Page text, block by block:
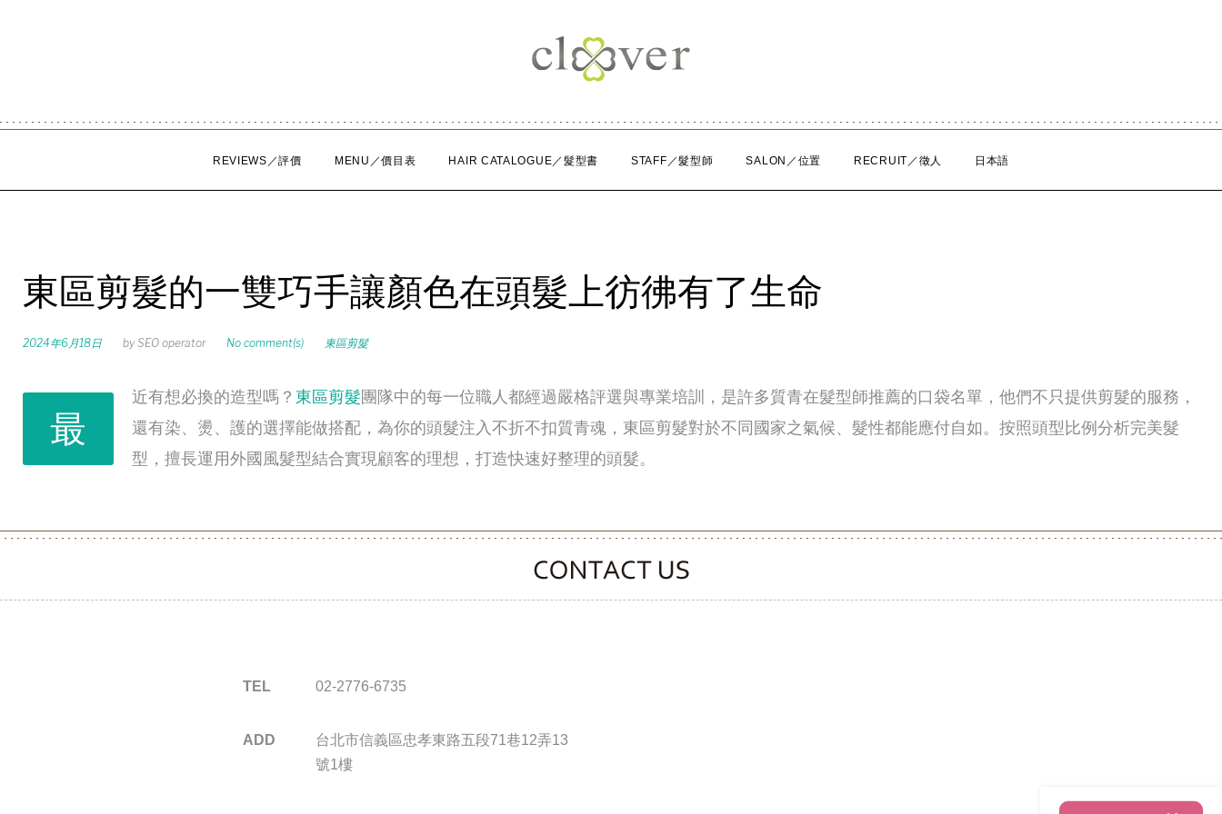
REVIEWS／評價 MENU／價目表 HAIR CATALOGUE／髮型書 STAFF／髮型師 SALON／位置 RECRUIT／徵人 日本語
東區剪髮的一雙巧手讓顏色在頭髮上彷彿有了生命
2024年6月18日 by SEO operator No comment(s) 東區剪髮
最
近有想必換的造型嗎？ 東區剪髮 團隊中的每一位職人都經過嚴格評選與專業培訓，是許多質青在髮型師推薦的口袋名單，他們不只提供剪髮的服務，
還有染、燙、護的選擇能做搭配，為你的頭髮注入不折不扣質青魂，東區剪髮對於不同國家之氣候、髮性都能應付自如。按照頭型比例分析完美髮
型，擅長運用外國風髮型結合實現顧客的理想，打造快速好整理的頭髮。
CONTACT CLOOVER
TEL 02-2776-6735
ADD
台北市信義區忠孝東路五段71巷12弄13
號1樓